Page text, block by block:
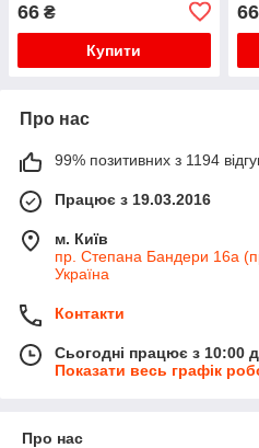
66 ₴
Купити
66
Про нас
99% позитивних з 1194
Працює з 19.03.2016
м. Київ
пр. Степана Бандери 16а
Україна
Контакти
Сьогодні працює з 10:00
Показати весь графік
Про нас